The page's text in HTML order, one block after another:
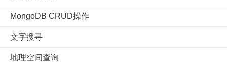
MongoDB CRUD操作
文字搜寻
地理空间查询